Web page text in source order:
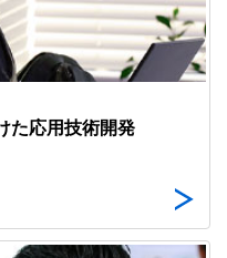
た応用技術開発